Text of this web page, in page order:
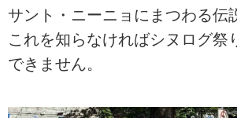
サント・ニーニョにまつわる伝
これを知らなければシヌログ祭
できません。